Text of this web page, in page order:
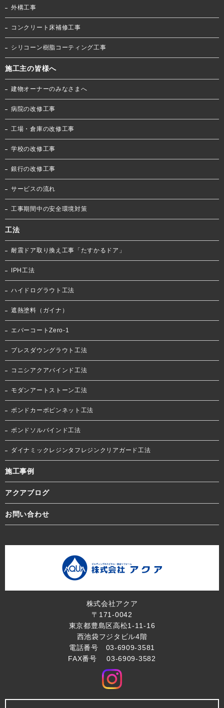
外構工事
コンクリート床補修工事
シリコーン樹脂コーティング工事
施工主の皆様へ
建物オーナーのみなさまへ
病院の改修工事
工場・倉庫の改修工事
学校の改修工事
銀行の改修工事
サービスの流れ
工事期間中の安全環境対策
工法
耐震ドア取り換え工事「たすかるドア」
IPH工法
ハイドログラウト工法
遮熱塗料（ガイナ）
エバーコートZero-1
プレスダウングラウト工法
コニシアクアバインド工法
モダンアートストーン工法
ボンドカーボピンネット工法
ボンドソルバインド工法
ダイナミックレジンタフレジンクリアガード工法
施工事例
アクアブログ
お問い合わせ
株式会社アクア
〒171-0042
東京都豊島区高松1-11-16
西池袋フジタビル4階
電話番号 03-6909-3581
FAX番号 03-6909-3582